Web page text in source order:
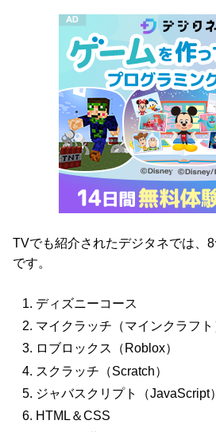
TVでも紹介されたデジタネでは、
です。
ディズニーコース
マイクラッチ（マインクラフト
ロブロックス（Roblox）
スクラッチ（Scratch）
ジャバスクリプト（JavaScript）
HTML＆CSS